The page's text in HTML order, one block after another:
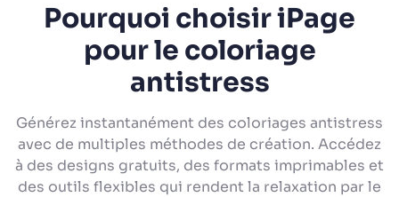
Pourquoi choisir iPage
pour le coloriage
antistress
Générez instantanément des coloriages antistress
avec de multiples méthodes de création. Accédez
à des designs gratuits, des formats imprimables et
des outils flexibles qui rendent la relaxation par le